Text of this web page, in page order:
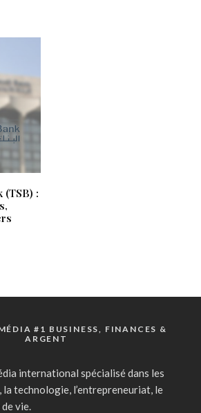
(TSB) :
#1 BUSINESS, FINANCES &
ARGENT
international spécialisé dans les
technologie, l’entrepreneuriat, le
vie.